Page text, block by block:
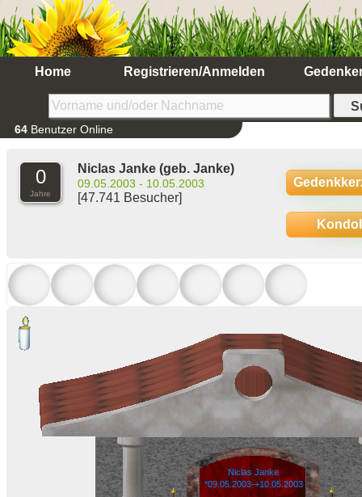
Home Registrieren/Anmelden
64 Benutzer Online
0
Jahre
Niclas Janke (geb. Janke)
09.05.2003 - 10.05.2003
[47.741 Besucher]
Niclas Janke
*09.05.2003-+10.05.2003